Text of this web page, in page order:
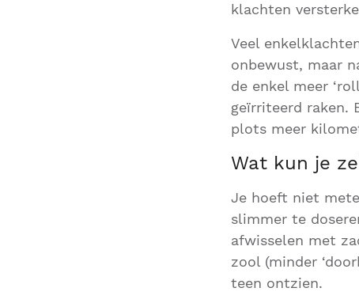
klachten
Veel
onbewust, maar
de enkel meer
geïrriteerd raken.
plots meer
Wat kun je
Je hoeft niet
slimmer te
afwisselen met
zool (minder
teen ontzien.